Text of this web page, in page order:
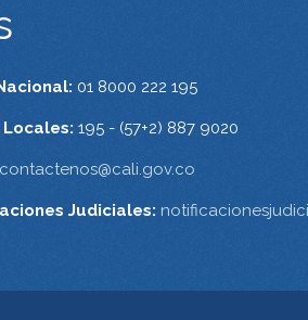
01 8000 222 195
Locales: 195 - (57+2) 887 9020
contactenos@cali.gov.co
Judiciales: